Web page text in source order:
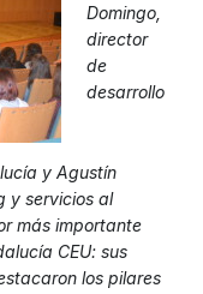
Domingo,
director
de
desarrollo
y Agustín
y servicios al
más importante
CEU: sus
los pilares